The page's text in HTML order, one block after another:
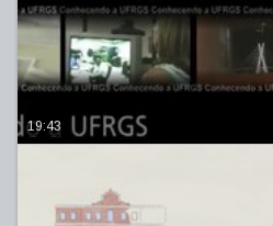
19:43